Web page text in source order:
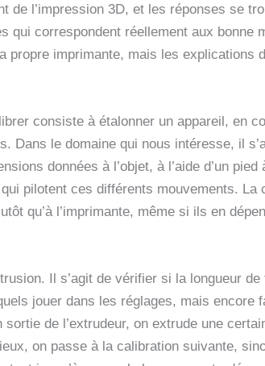
l’impression 3D, et les réponses se
correspondent réellement aux bonne
imprimante, mais les explications
consiste à étalonner un appareil, en
le domaine qui nous intéresse, il
données à l’objet, à l’aide d’un
pilotent ces différents mouvements. La
qu’à l’imprimante, même si ils en
Il s’agit de vérifier si la longueur
jouer dans les réglages, mais encore
de l’extrudeur, on extrude une
on passe à la calibration suivante,